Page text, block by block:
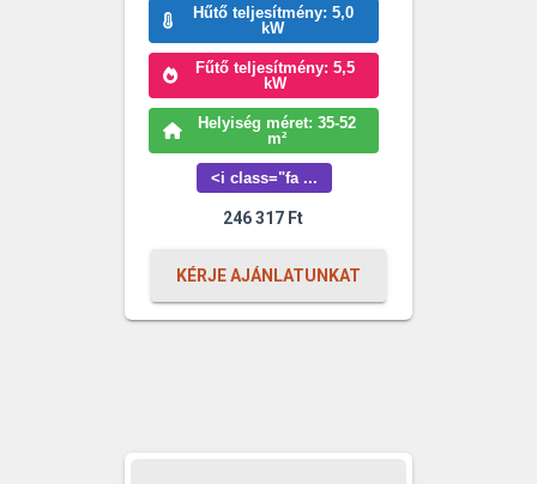
Hűtő teljesítmény: 5,0
kW
Fűtő teljesítmény: 5,5
kW
Helyiség méret: 35-52
m²
<i class="fa ...
246 317 Ft
KÉRJE AJÁNLATUNKAT